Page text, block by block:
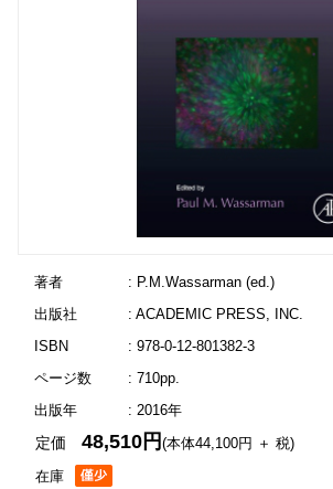
著者
: P.M.Wassarman (ed.)
出版社
: ACADEMIC PRESS, INC.
ISBN
: 978-0-12-801382-3
ページ数
: 710pp.
出版年
: 2016年
在庫
定価48,510円(本体44,100円 ＋ 税)